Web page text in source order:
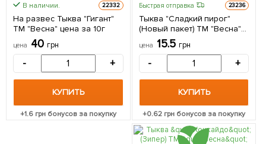
В наличии. 22332
На развес Тыква "Гигант"
ТМ "Весна" цена за 10г
цена 40 грн
- +
КУПИТЬ
+1.6 грн бонусов за покупку
Быстрая отправка 23236
Тыква "Сладкий пирог"
(Новый пакет) ТМ "Весна"
цена 15.5 грн
- +
КУПИТЬ
+0.62 грн бонусов за покупку